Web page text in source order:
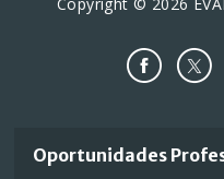
Important
Footer
Oportunidades